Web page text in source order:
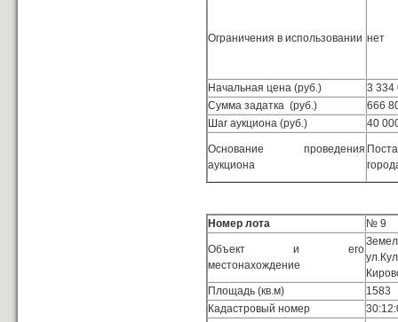
Ограничения в использовании нет
Начальная цена (руб.)
3 334
Сумма задатка (руб.)
666
Шаг аукциона (руб.)
40
Основание проведения
аукциона
Номер лота № 9
Объект и его
местонахождение
Площадь (кв.м)
1583
Кадастровый номер